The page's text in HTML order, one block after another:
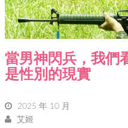
當男神閃兵，我們
是性別的現實
2025 年 10 月
艾姬